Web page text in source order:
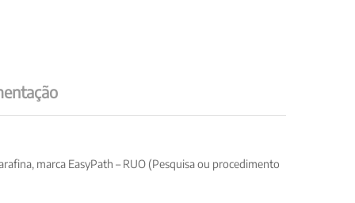
marca EasyPath – RUO (Pesquisa ou procedimento